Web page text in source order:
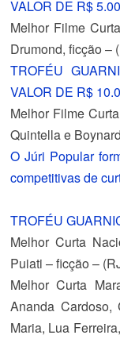
VALOR DE R$
Melhor Filme
Drumond, ficção –
TROFÉU
VALOR DE R$
Melhor Filme
Quintella e
O Júri Popular
competitivas de
TROFÉU
Melhor Curta
Puiati – ficção –
Melhor Curta
Ananda
Maria, Lua